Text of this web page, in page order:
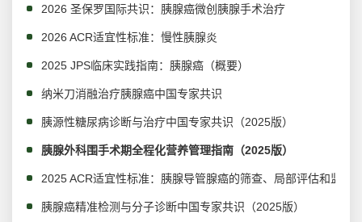
2026 圣保罗国际共识：胰腺癌微创胰腺手术治疗
2026 ACR适宜性标准：慢性胰腺炎
2025 JPS临床实践指南：胰腺癌（概要）
纳米刀消融治疗胰腺癌中国专家共识
胰源性糖尿病诊断与治疗中国专家共识（2025版）
胰腺外科围手术期全程化营养管理指南（2025版）
2025 ACR适宜性标准：胰腺导管腺癌的筛查、局部评估和监测
胰腺癌精准检测与分子诊断中国专家共识（2025版）